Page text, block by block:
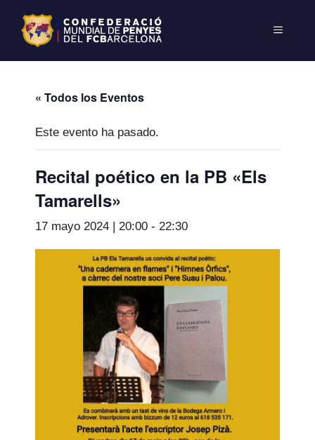
« Todos los Eventos
Este evento ha pasado.
Recital poético en la PB «Els
Tamarells»
17 mayo 2024 | 20:00 - 22:30